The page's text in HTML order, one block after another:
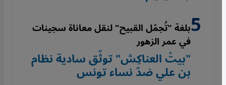
بلغة "تُجمّل القبيح" لنقل معاناة سجينات
في عمر الزهور
"بيتْ العناكِش" توثّق سادية نظام
بن علي ضدّ نساء تونس